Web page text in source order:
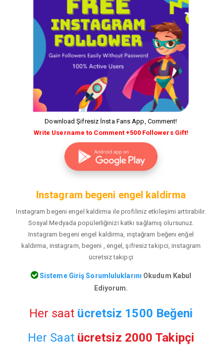
Download Şifresiz İnsta Fans App, Comment!
Write Username to Comment +500 Followers Gift!
Instagram begeni engel kaldirma
Instagram begeni engel kaldirma ile profiliniz etkileşimi arttırabilir.
Sosyal Medyada popülerliğinizi katkı sağlamış olursunuz.
Instagram begeni engel kaldirma, ınştağram beğenı enğel
kaldırma, instagram, begeni , engel, şifresiz takipci, instagram
ücretsiz takipçi
Sisteme Giriş Sorumluluklarını Okudum Kabul
Ediyorum.
Her saat ücretsiz 1500 Beğeni
Her Saat ücretsiz 2000 Takipçi